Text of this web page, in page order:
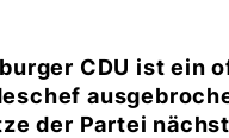
CDU ist ein
der Partei